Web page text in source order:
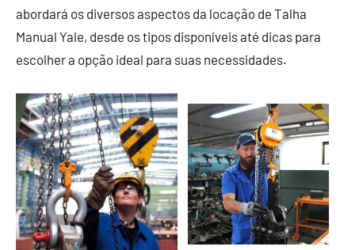
abordará os diversos aspectos da locação de Talha
Manual Yale, desde os tipos disponíveis até dicas para
escolher a opção ideal para suas necessidades.